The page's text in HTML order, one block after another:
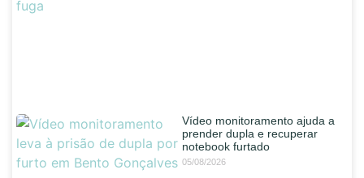
Vídeo monitoramento ajuda a
prender dupla e recuperar
notebook furtado
05/08/2026